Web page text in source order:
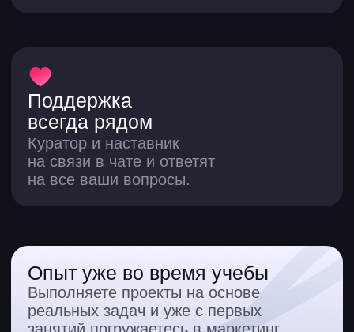
Ответы на вопросы по курсам
маркетинга